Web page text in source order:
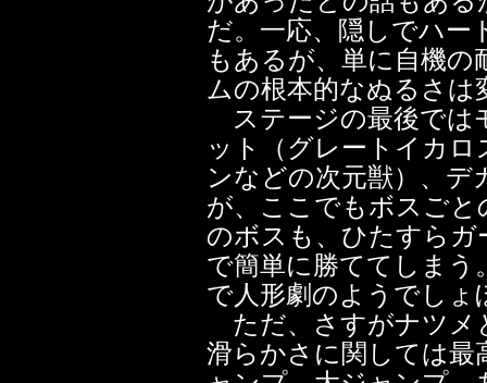
だ。一応、隠しでハー
もあるが、単に自機
ムの根本的なぬるさは
ステージの最後では
ット（グレートイカ
ンなどの次元獣）、デ
が、ここでもボスご
のボスも、ひたすら
で簡単に勝ててしま
で人形劇のようでしょ
ただ、さすがナツメ
滑らかさに関しては最